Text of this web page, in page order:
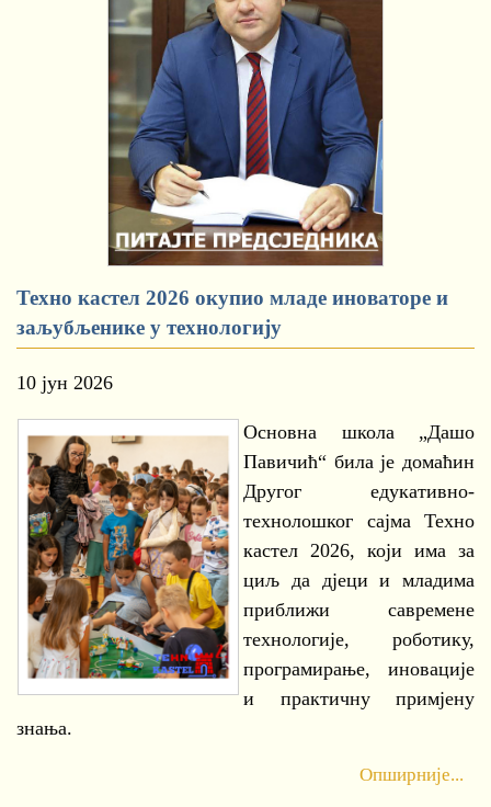
Техно кастел 2026 окупио младе иноваторе и
заљубљенике у технологију
10 јун 2026
Основна школа „Дашо
Павичић“ била је домаћин
Другог едукативно-
технолошког сајма Техно
кастел 2026, који има за
циљ да дјеци и младима
приближи савремене
технологије, роботику,
програмирање, иновације
и практичну примјену
знања.
Опширније...